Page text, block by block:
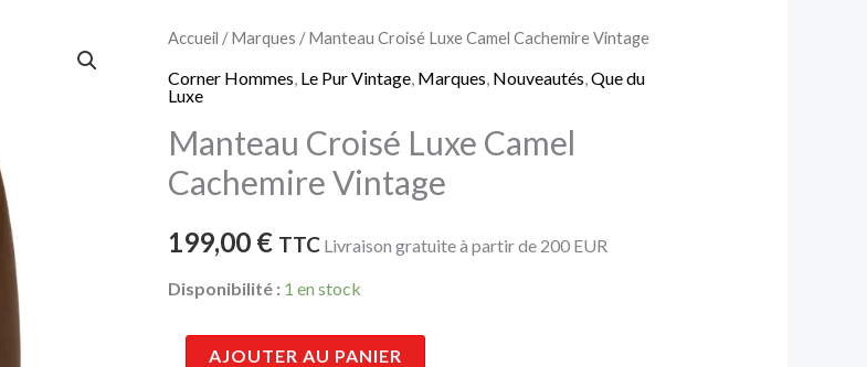
Accueil /Marques / Manteau Croisé Luxe Camel Cachemire Vintage
Corner Hommes, Le Pur Vintage, Marques, Nouveautés,Que du
Luxe
Manteau Croisé Luxe Camel
Cachemire Vintage
199,00 € TTC Livraison gratuite à partir de 200 EUR
Disponibilité : 1 en stock
quantité
de
Manteau
Croisé
Luxe
Camel
Cachemire
Vintage
AJOUTER AU PANIER